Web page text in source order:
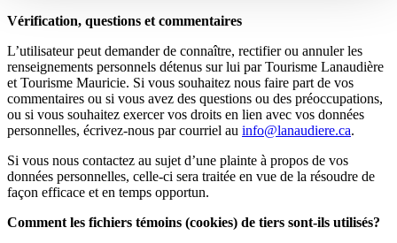
Vérification, questions et commentaires
L’utilisateur peut demander de connaître, rectifier ou annuler les
renseignements personnels détenus sur lui par Tourisme Lanaudière
et Tourisme Mauricie. Si vous souhaitez nous faire part de vos
commentaires ou si vous avez des questions ou des préoccupations,
ou si vous souhaitez exercer vos droits en lien avec vos données
personnelles, écrivez-nous par courriel au info@lanaudiere.ca.
Si vous nous contactez au sujet d’une plainte à propos de vos
données personnelles, celle-ci sera traitée en vue de la résoudre de
façon efficace et en temps opportun.
Comment les fichiers témoins (cookies) de tiers sont-ils utilisés?